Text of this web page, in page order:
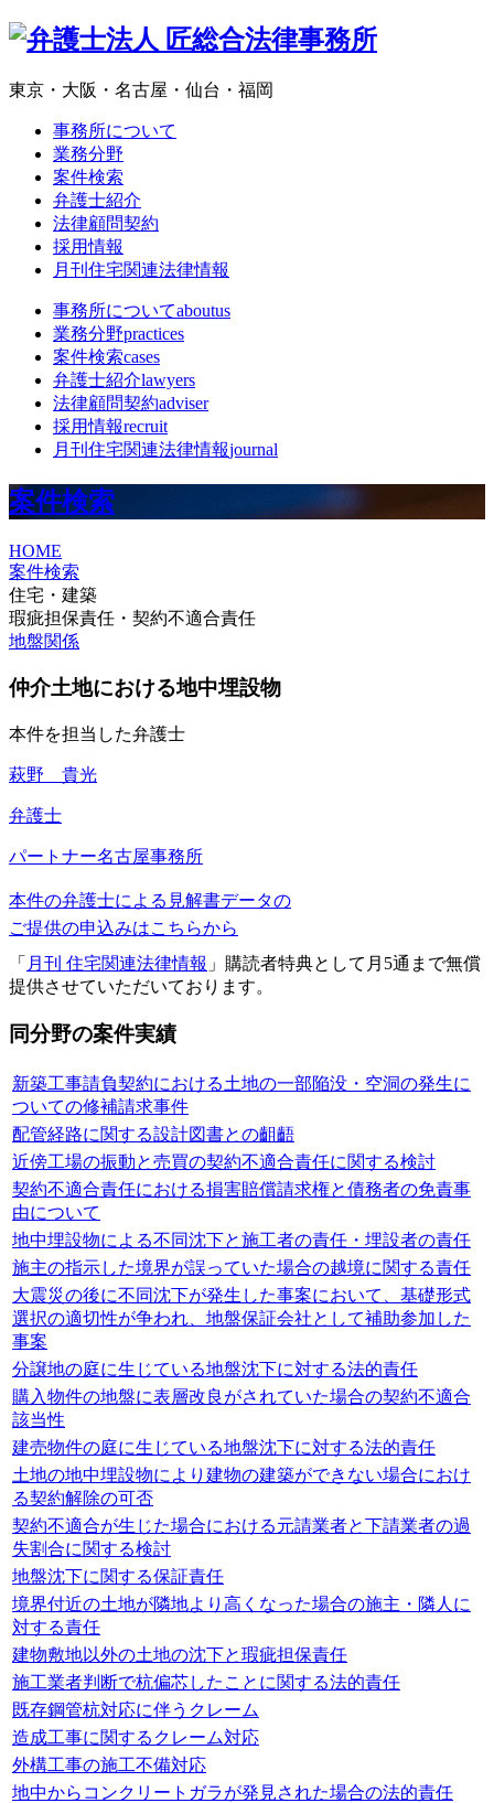
東京・大阪・名古屋・仙台・福岡
事務所について
業務分野
案件検索
弁護士紹介
法律顧問契約
採用情報
月刊住宅関連法律情報
事務所についてaboutus
業務分野practices
案件検索cases
弁護士紹介lawyers
法律顧問契約adviser
採用情報recruit
月刊住宅関連法律情報journal
案件検索
HOME
案件検索
住宅・建築
瑕疵担保責任・契約不適合責任
地盤関係
仲介土地における地中埋設物
本件を担当した弁護士
萩野 貴光
弁護士
パートナー名古屋事務所
本件の弁護士による見解書データの
ご提供の申込みはこちらから
「 月刊 住宅関連法律情報 」購読者特典として月5通まで無償
提供させていただいております。
同分野の案件実績
新築工事請負契約における土地の一部陥没・空洞の発生に
ついての修補請求事件
配管経路に関する設計図書との齟齬
近傍工場の振動と売買の契約不適合責任に関する検討
契約不適合責任における損害賠償請求権と債務者の免責事
由について
地中埋設物による不同沈下と施工者の責任・埋設者の責任
施主の指示した境界が誤っていた場合の越境に関する責任
大震災の後に不同沈下が発生した事案において、基礎形式
選択の適切性が争われ、地盤保証会社として補助参加した
事案
分譲地の庭に生じている地盤沈下に対する法的責任
購入物件の地盤に表層改良がされていた場合の契約不適合
該当性
建売物件の庭に生じている地盤沈下に対する法的責任
土地の地中埋設物により建物の建築ができない場合におけ
る契約解除の可否
契約不適合が生じた場合における元請業者と下請業者の過
失割合に関する検討
地盤沈下に関する保証責任
境界付近の土地が隣地より高くなった場合の施主・隣人に
対する責任
建物敷地以外の土地の沈下と瑕疵担保責任
施工業者判断で杭偏芯したことに関する法的責任
既存鋼管杭対応に伴うクレーム
造成工事に関するクレーム対応
外構工事の施工不備対応
地中からコンクリートガラが発見された場合の法的責任